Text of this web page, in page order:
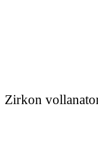
Zirkon